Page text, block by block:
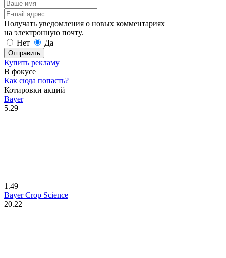
Получать уведомления о новых комментариях
на электронную почту.
Нет
Да
Отправить
Купить рекламу
В фокусе
Как сюда попасть?
Котировки акций
Bayer
5.29
1.49
Bayer Crop Science
20.22